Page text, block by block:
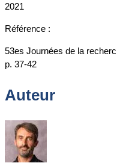
2021
Référence :
53es Journées de la
p. 37-42
Auteur